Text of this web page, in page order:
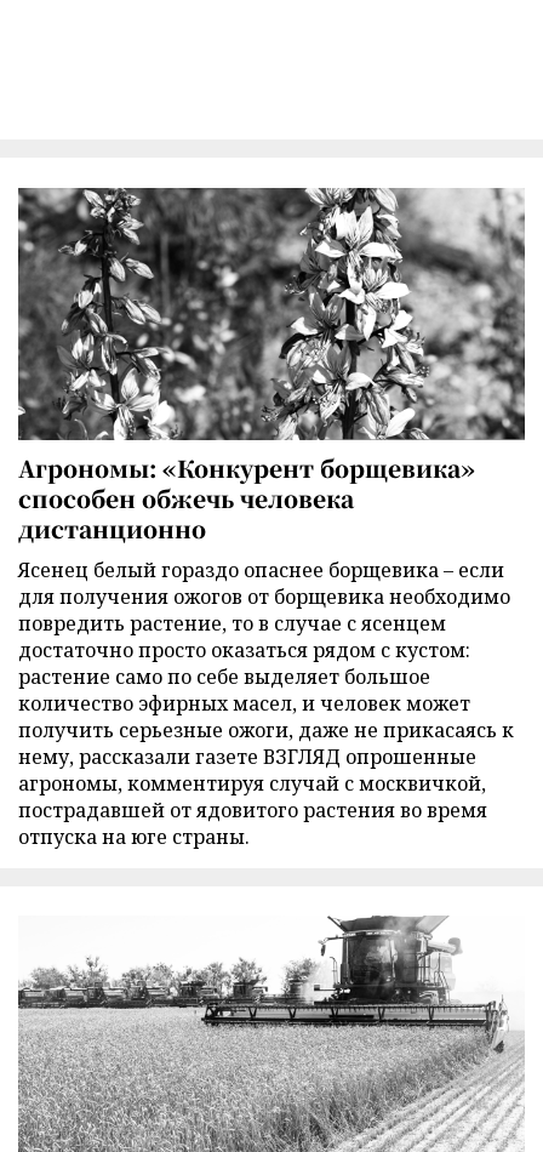
Агрономы: «Конкурент борщевика»
способен обжечь человека
дистанционно
Ясенец белый гораздо опаснее борщевика – если
для получения ожогов от борщевика необходимо
повредить растение, то в случае с ясенцем
достаточно просто оказаться рядом с кустом:
растение само по себе выделяет большое
количество эфирных масел, и человек может
получить серьезные ожоги, даже не прикасаясь к
нему, рассказали газете ВЗГЛЯД опрошенные
агрономы, комментируя случай с москвичкой,
пострадавшей от ядовитого растения во время
отпуска на юге страны.